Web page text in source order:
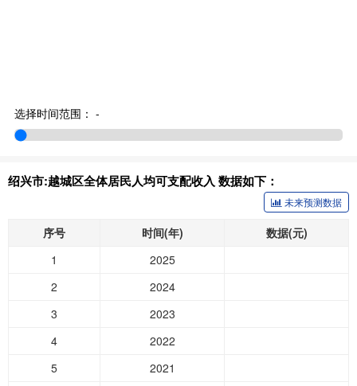
选择时间范围： -
绍兴市:越城区全体居民人均可支配收入 数据如下：
未来预测数据
序号 时间(年)
数据(元)
1
2025
2
2024
3
2023
4
2022
5
2021